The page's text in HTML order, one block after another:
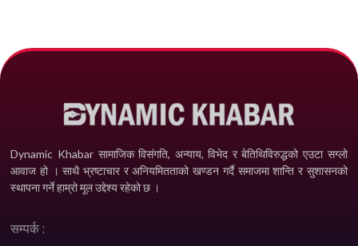
Dynamic Khabar सामाजिक विसंगति, अन्याय, विभेद­ र बेतिथिविरुद्धको एउटा सग्लो
आवाज हो । साथै भ्रष्टाचार र अनियमितताको खण्डन गर्दै समाजमा शान्ति र सुशासनको
स्थापना गर्ने हाम्रो मूल उद्देश्य रहेको छ ।
सम्पर्क :